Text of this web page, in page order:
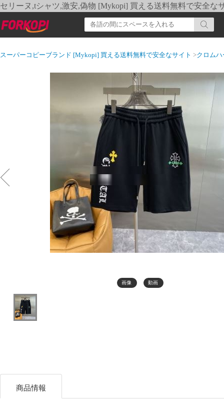
セリーヌ,tシャツ,激安,偽物 [Mykopi] 買える送料無料で安全な
スーパーコピーブランド [Mykopi] 買える送料無料で安全なサイト >クロム
画像 動画
商品情報